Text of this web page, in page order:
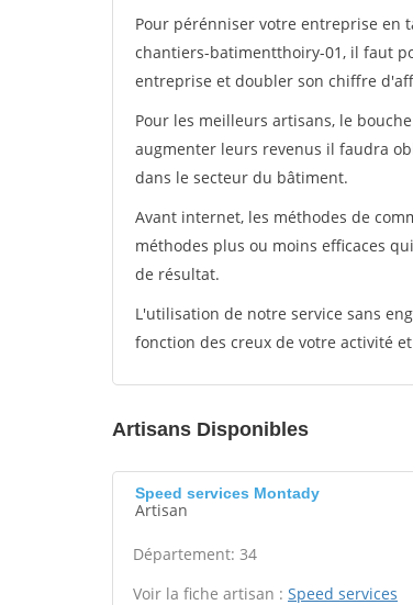
Pour pérénniser votre entreprise en
chantiers-batimentthoiry-01, il faut
entreprise et doubler son chiffre
Pour les meilleurs artisans, le
augmenter leurs revenus il faudra
dans le secteur du bâtiment.
Avant internet, les méthodes de
méthodes plus ou moins efficaces
de résultat.
L'utilisation de notre service sans
fonction des creux de votre activité
Artisans Disponibles
Speed services Montady
Artisan
Département: 34
Voir la fiche artisan : Speed services